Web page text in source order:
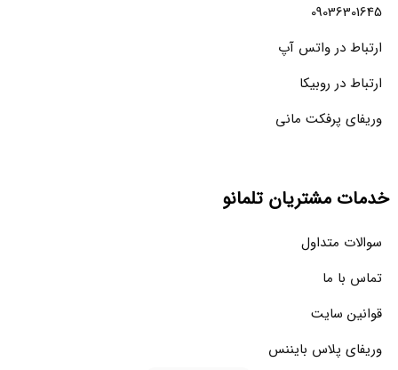
09036301645
ارتباط در واتس آپ
ارتباط در روبیکا
وریفای پرفکت مانی
خدمات مشتریان تلمانو
سوالات متداول
تماس با ما
قوانین سایت
وریفای پلاس بایننس